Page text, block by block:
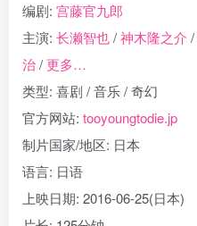
编剧: 宫藤官九郎
主演: 长濑智也/神木隆之介 /
治/更多…
类型: 喜剧 / 音乐 / 奇幻
官方网站: tooyoungtodie.jp
制片国家/地区: 日本
语言: 日语
上映日期: 2016-06-25(日本)